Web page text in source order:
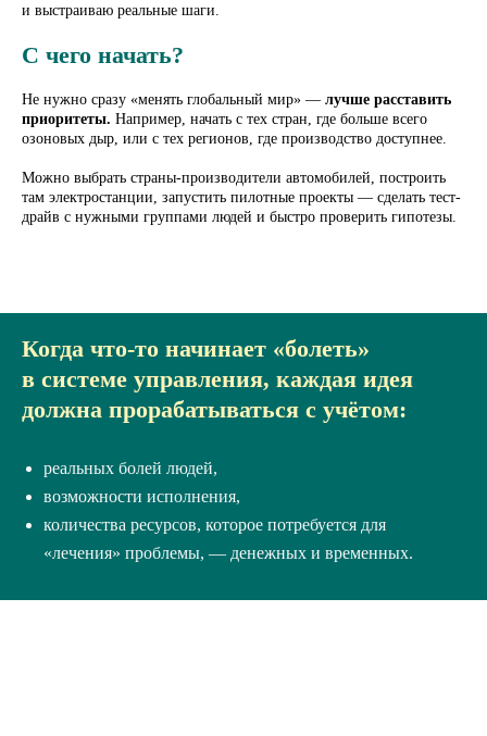
и выстраиваю реальные шаги.
С чего начать?
Не нужно сразу «менять глобальный мир» — лучше расставить
приоритеты. Например, начать с тех стран, где больше всего
озоновых дыр, или с тех регионов, где производство доступнее.
Можно выбрать страны-производители автомобилей, построить
там электростанции, запустить пилотные проекты — сделать тест-
драйв с нужными группами людей и быстро проверить гипотезы.
Когда что-то начинает «болеть»
в системе управления, каждая идея
должна прорабатываться с учётом:
реальных болей людей,
возможности исполнения,
количества ресурсов, которое потребуется для
«лечения» проблемы, — денежных и временных.